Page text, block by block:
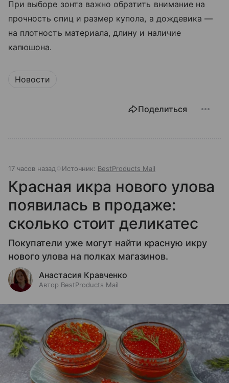
При выборе зонта важно обратить внимание на
прочность спиц и размер купола, а дождевика —
на плотность материала, длину и наличие
капюшона.
Новости
Поделиться
17 часов назад Источник: BestProducts Mail
Красная икра нового улова
появилась в продаже:
сколько стоит деликатес
Покупатели уже могут найти красную икру
нового улова на полках магазинов.
Анастасия Кравченко
Автор BestProducts Mail